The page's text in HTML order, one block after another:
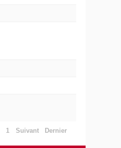
1 Suivant Dernier